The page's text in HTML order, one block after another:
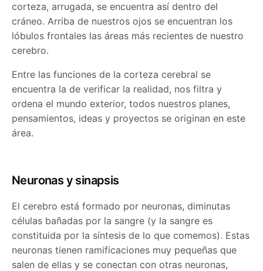
corteza, arrugada, se encuentra así dentro del
cráneo. Arriba de nuestros ojos se encuentran los
lóbulos frontales las áreas más recientes de nuestro
cerebro.
Entre las funciones de la corteza cerebral se
encuentra la de verificar la realidad, nos filtra y
ordena el mundo exterior, todos nuestros planes,
pensamientos, ideas y proyectos se originan en este
área.
Neuronas y sinapsis
El cerebro está formado por neuronas, diminutas
células bañadas por la sangre (y la sangre es
constituida por la síntesis de lo que comemos). Estas
neuronas tienen ramificaciones muy pequeñas que
salen de ellas y se conectan con otras neuronas,